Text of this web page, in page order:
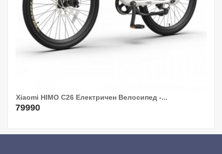
Xiaomi HIMO C26 Електричен Велосипед -...
79990